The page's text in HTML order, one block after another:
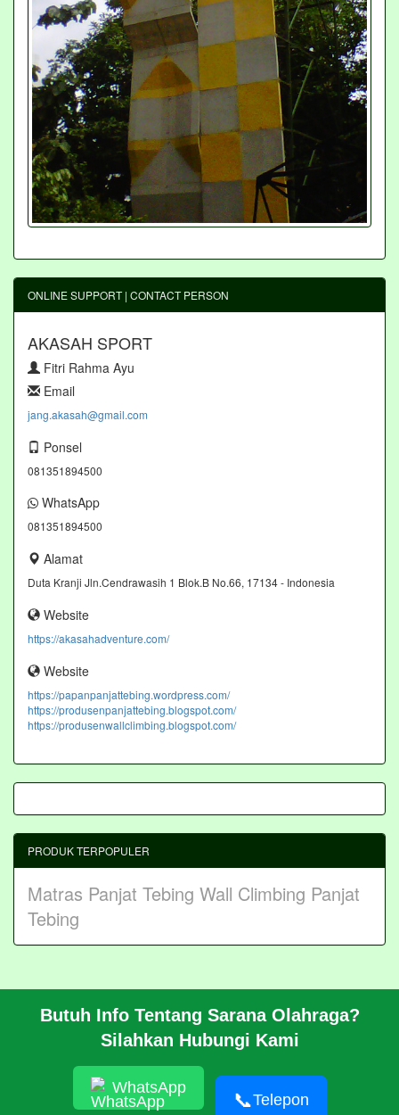
ONLINE SUPPORT | CONTACT PERSON
AKASAH SPORT
Fitri Rahma Ayu
Email
jang.akasah@gmail.com
Ponsel
081351894500
WhatsApp
081351894500
Alamat
Duta Kranji Jln.Cendrawasih 1 Blok.B No.66, 17134 - Indonesia
Website
https://akasahadventure.com/
Website
https://papanpanjattebing.wordpress.com/
https://produsenpanjattebing.blogspot.com/
https://produsenwallclimbing.blogspot.com/
Butuh Info Tentang Sarana Olahraga?
Silahkan Hubungi Kami
WhatsApp
📞Telepon
PRODUK TERPOPULER
Matras Panjat Tebing Wall Climbing Panjat
Tebing
CARA PESAN
HUBUNGI KAMI